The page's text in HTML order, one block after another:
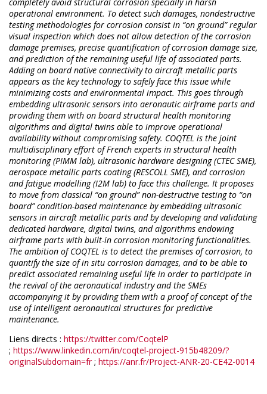
operational environment. To detect such damages, nondestructive
testing methodologies for corrosion consist in “on ground” regular
visual inspection which does not allow detection of the corrosion
damage premises, precise quantification of corrosion damage size,
and prediction of the remaining useful life of associated parts.
Adding on board native connectivity to aircraft metallic parts
appears as the key technology to safely face this issue while
minimizing costs and environmental impact. This goes through
embedding ultrasonic sensors into aeronautic airframe parts and
providing them with on board structural health monitoring
algorithms and digital twins able to improve operational
availability without compromising safety. COQTEL is the joint
multidisciplinary effort of French experts in structural health
monitoring (PIMM lab), ultrasonic hardware designing (CTEC SME),
aerospace metallic parts coating (RESCOLL SME), and corrosion
and fatigue modelling (I2M lab) to face this challenge. It proposes
to move from classical “on ground” non-destructive testing to “on
board” condition-based maintenance by embedding ultrasonic
sensors in aircraft metallic parts and by developing and validating
dedicated hardware, digital twins, and algorithms endowing
airframe parts with built-in corrosion monitoring functionalities.
The ambition of COQTEL is to detect the premises of corrosion, to
quantify the size of in situ corrosion damages, and to be able to
predict associated remaining useful life in order to participate in
the revival of the aeronautical industry and the SMEs
accompanying it by providing them with a proof of concept of the
use of intelligent aeronautical structures for predictive
maintenance.
Liens directs : https://twitter.com/CoqtelP
; https://www.linkedin.com/in/coqtel-project-915b48209/?
originalSubdomain=fr; https://anr.fr/Project-ANR-20-CE42-0014